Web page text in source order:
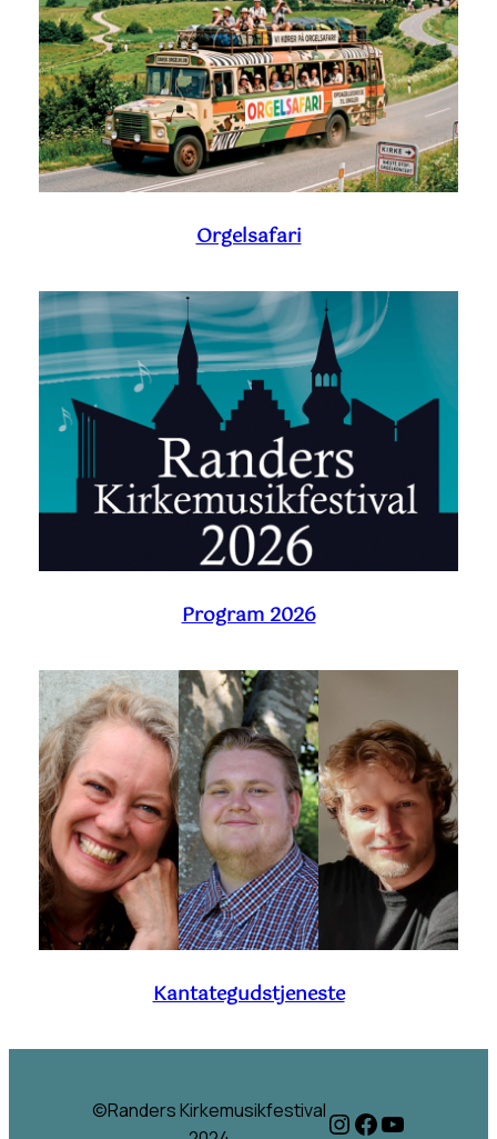
Orgelsafari
Program 2026
Kantategudstjeneste
©Randers KirkemusikfestivalInstagram
Facebook
YouTube